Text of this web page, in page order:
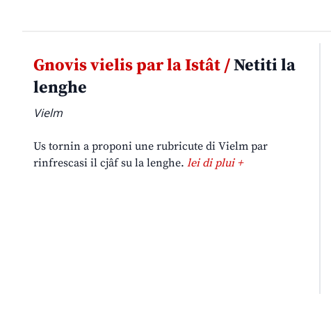
Gnovis vielis par la Istât /Netiti la
lenghe
Vielm
Us tornin a proponi une rubricute di Vielm par
rinfrescasi il cjâf su la lenghe. lei di plui +